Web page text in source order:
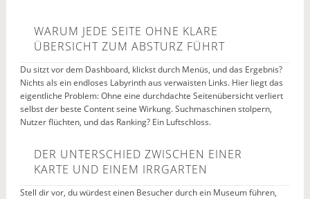
WARUM JEDE SEITE OHNE KLARE
ÜBERSICHT ZUM ABSTURZ FÜHRT
Du sitzt vor dem Dashboard, klickst durch Menüs, und das Ergebnis?
Nichts als ein endloses Labyrinth aus verwaisten Links. Hier liegt das
eigentliche Problem: Ohne eine durchdachte Seitenübersicht verliert
selbst der beste Content seine Wirkung. Suchmaschinen stolpern,
Nutzer flüchten, und das Ranking? Ein Luftschloss.
DER UNTERSCHIED ZWISCHEN EINER
KARTE UND EINEM IRRGARTEN
Stell dir vor, du würdest einen Besucher durch ein Museum führen,